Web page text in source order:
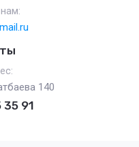
140
35 91